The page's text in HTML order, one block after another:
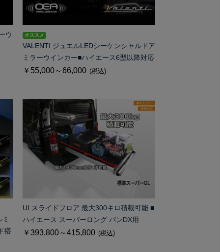
ウ
オススメ
VALENTI ジュエルLEDシーケンシャルドア
ミラーウインカー■ハイエース6型以降対応
￥55,000～66,000 (税込)
搭
UI スライドフロア 最大300キロ積載可能 ■
ハイエース スーパーロング バンDX用
￥393,800～415,800 (税込)